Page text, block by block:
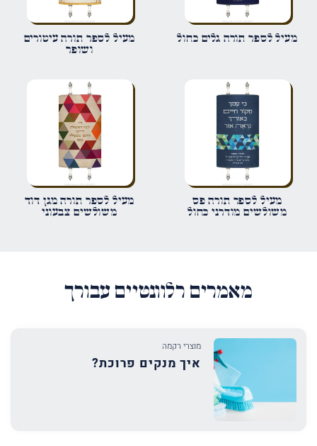
שם*
שמור בדפדפן זה את השם, האימייל והאתר שלי לפעם הבאה שאגיב.
מעיל לספר תורה גלים כחול
מעיל לספר תורה עיטורים
ושופר
מעיל לספר תורה פס
משולשים מודרני כחול
מעיל לספר תורה מגן דוד
משולשים צבעוני
מאמרים רלוונטיים עבורך
מוצרי רקמה
איך מנקים פרוכת?